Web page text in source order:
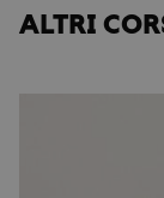
ALTRI